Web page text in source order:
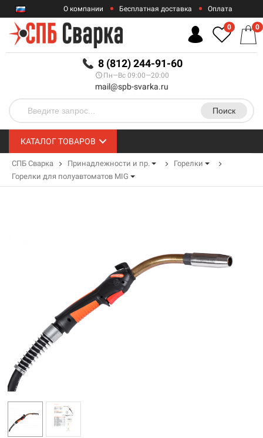
RUB
О компании Бесплатная доставка Оплата
Гарантии
8 (812) 244-91-60
Пн—Вс 09:00—20:00
mail@spb-svarka.ru
Поиск
0 0
КАТАЛОГ ТОВАРОВ
СПБ Сварка Принадлежности и пр.
Горелки
Горелки для полуавтоматов MIG